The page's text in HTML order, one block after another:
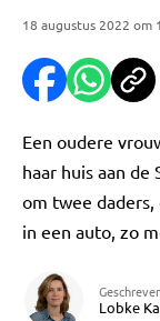
18 augustus 2022 om
Een oudere
haar huis aan
om twee
in een auto, zo
Lobke